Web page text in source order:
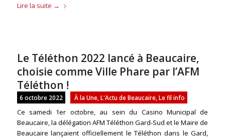
Lire la suite →
Le Téléthon 2022 lancé à Beaucaire,
choisie comme Ville Phare par l’AFM
Téléthon !
6 octobre 2022 À la Une, L'Actu de Beaucaire, Le fil info
Ce samedi 1er octobre, au sein du Casino Municipal de
Beaucaire, la délégation AFM Téléthon Gard-Sud et le Maire de
Beaucaire lançaient officiellement le Téléthon dans le Gard,